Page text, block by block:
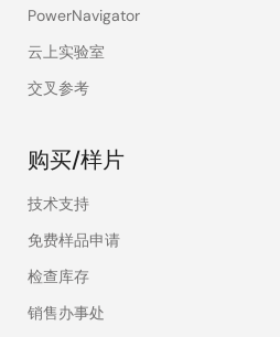
PowerNavigator
云上实验室
交叉参考
购买/样片
技术支持
免费样品申请
检查库存
销售办事处